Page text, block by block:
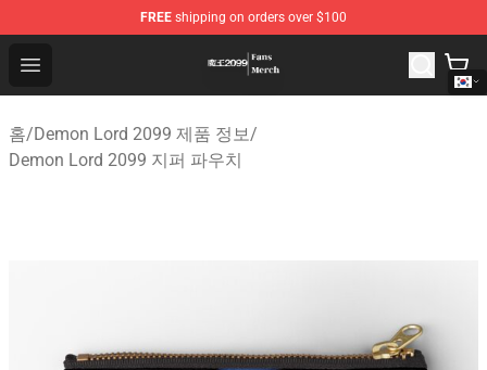
FREE shipping on orders over $100
Open menu
Demon Lord 2099 Store - Official Demon Lord 2099
홈/Demon Lord 2099 제품 정보/
Demon Lord 2099 지퍼 파우치